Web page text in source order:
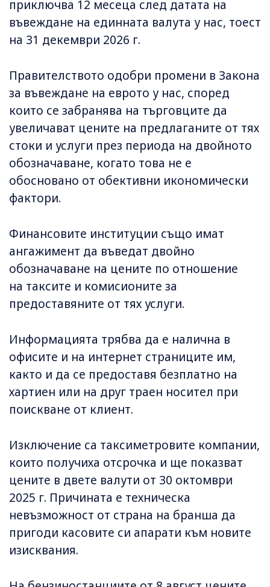
приключва 12 месеца след датата на
въвеждане на единната валута у нас, тоест
на 31 декември 2026 г.
Правителството одобри промени в Закона
за въвеждане на еврото у нас, според
които се забранява на търговците да
увеличават цените на предлаганите от тях
стоки и услуги през периода на двойното
обозначаване, когато това не е
обосновано от обективни икономически
фактори.
Финансовите институции също имат
ангажимент да въведат двойно
обозначаване на цените по отношение
на таксите и комисионите за
предоставяните от тях услуги.
Информацията трябва да е налична в
офисите и на интернет страниците им,
както и да се предоставя безплатно на
хартиен или на друг траен носител при
поискване от клиент.
Изключение са таксиметровите компании,
които получиха отсрочка и ще показват
цените в двете валути от 30 октомври
2025 г. Причината е техническа
невъзможност от страна на бранша да
пригоди касовите си апарати към новите
изисквания.